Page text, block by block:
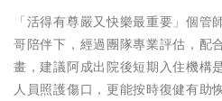
「活得有尊嚴又快樂最重要」個
哥陪伴下，經過團隊專業評估，配
畫，建議阿成出院後短期入住機構
人員照護傷口，更能按時復健有助